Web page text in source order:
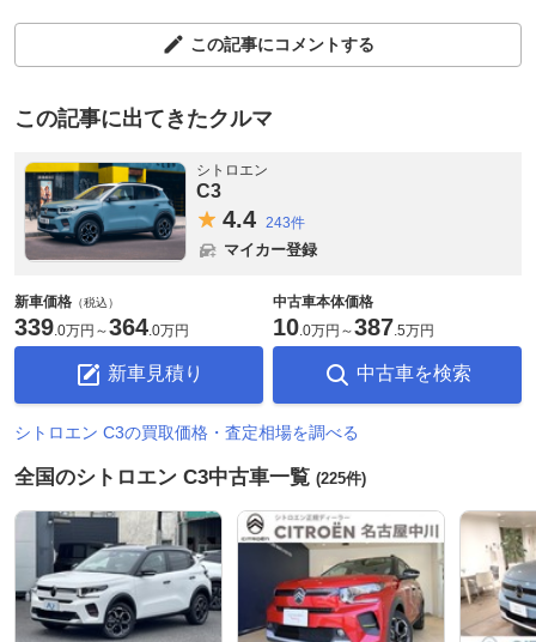
この記事にコメントする
この記事に出てきたクルマ
シトロエン
C3
4.4 243件
マイカー登録
新車価格 （税込）
339.0万円 ～364.0万円
新車見積り
中古車本体価格
10.0万円 ～387.5万円
中古車を検索
シトロエン C3の買取価格・査定相場を調べる
全国のシトロエン C3中古車一覧 (225件)